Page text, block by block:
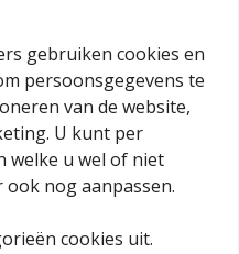
gebruiken cookies en
persoonsgegevens te
van de website,
U kunt per
welke u wel of niet
nog aanpassen.
cookies uit.